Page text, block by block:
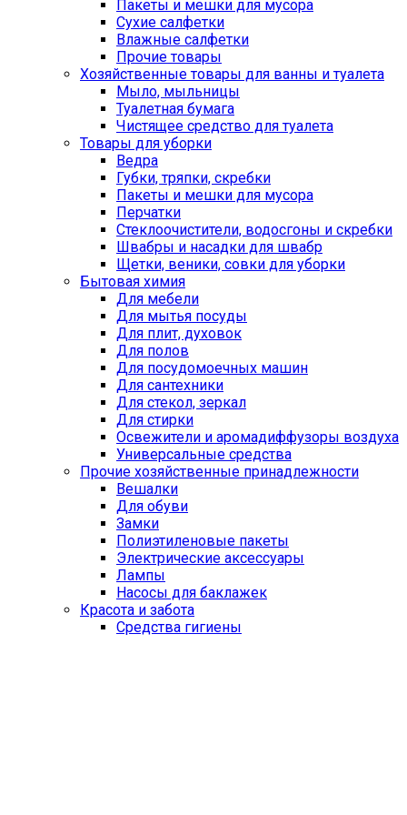
Пакеты и мешки для мусора
Сухие салфетки
Влажные салфетки
Прочие товары
Хозяйственные товары для ванны и туалета
Мыло, мыльницы
Туалетная бумага
Чистящее средство для туалета
Товары для уборки
Ведра
Губки, тряпки, скребки
Пакеты и мешки для мусора
Перчатки
Стеклоочистители, водосгоны и скребки
Швабры и насадки для швабр
Щетки, веники, совки для уборки
Бытовая химия
Для мебели
Для мытья посуды
Для плит, духовок
Для полов
Для посудомоечных машин
Для сантехники
Для стекол, зеркал
Для стирки
Освежители и аромадиффузоры воздуха
Универсальные средства
Прочие хозяйственные принадлежности
Вешалки
Для обуви
Замки
Полиэтиленовые пакеты
Электрические аксессуары
Лампы
Насосы для баклажек
Красота и забота
Средства гигиены